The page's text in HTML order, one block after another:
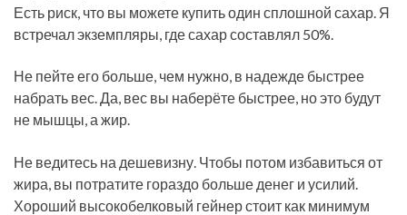
Есть риск, что вы можете купить один сплошной сахар. Я
встречал экземпляры, где сахар составлял 50%.
Не пейте его больше, чем нужно, в надежде быстрее
набрать вес. Да, вес вы наберёте быстрее, но это будут
не мышцы, а жир.
Не ведитесь на дешевизну. Чтобы потом избавиться от
жира, вы потратите гораздо больше денег и усилий.
Хороший высокобелковый гейнер стоит как минимум